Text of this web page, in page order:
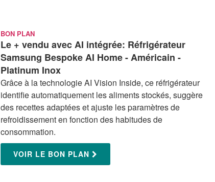
BON PLAN
Le + vendu avec AI intégrée: Réfrigérateur
Samsung Bespoke AI Home - Américain -
Platinum Inox
Grâce à la technologie AI Vision Inside, ce réfrigérateur
identifie automatiquement les aliments stockés, suggère
des recettes adaptées et ajuste les paramètres de
refroidissement en fonction des habitudes de
consommation.
VOIR LE BON PLAN